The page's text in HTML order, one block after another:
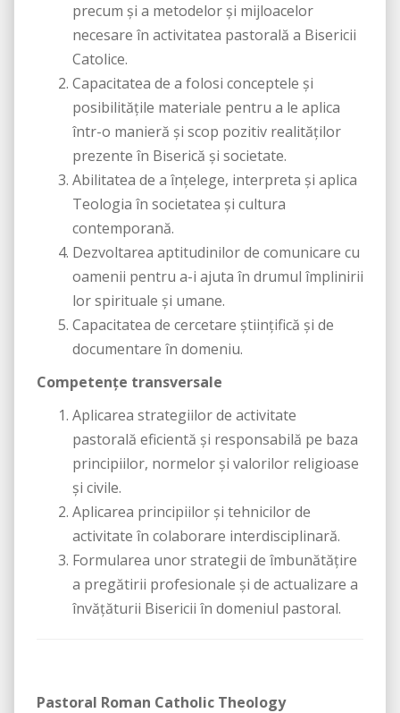
precum şi a metodelor şi mijloacelor
necesare în activitatea pastorală a Bisericii
Catolice.
Capacitatea de a folosi conceptele şi
posibilităţile materiale pentru a le aplica
într-o manieră şi scop pozitiv realităţilor
prezente în Biserică şi societate.
Abilitatea de a înţelege, interpreta şi aplica
Teologia în societatea şi cultura
contemporană.
Dezvoltarea aptitudinilor de comunicare cu
oamenii pentru a-i ajuta în drumul împlinirii
lor spirituale şi umane.
Capacitatea de cercetare ştiinţifică şi de
documentare în domeniu.
Competenţe transversale
Aplicarea strategiilor de activitate
pastorală eficientă şi responsabilă pe baza
principiilor, normelor şi valorilor religioase
şi civile.
Aplicarea principiilor şi tehnicilor de
activitate în colaborare interdisciplinară.
Formularea unor strategii de îmbunătăţire
a pregătirii profesionale şi de actualizare a
învăţăturii Bisericii în domeniul pastoral.
Pastoral Roman Catholic Theology